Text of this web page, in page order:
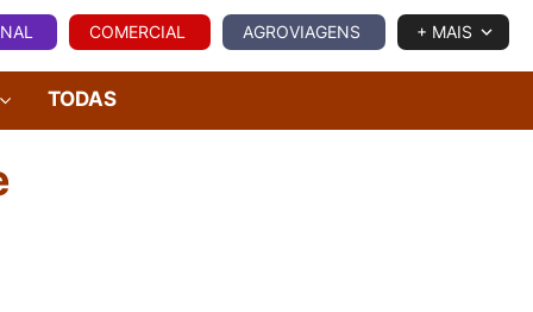
COMERCIAL AGROVIAGENS + MAIS
TODAS